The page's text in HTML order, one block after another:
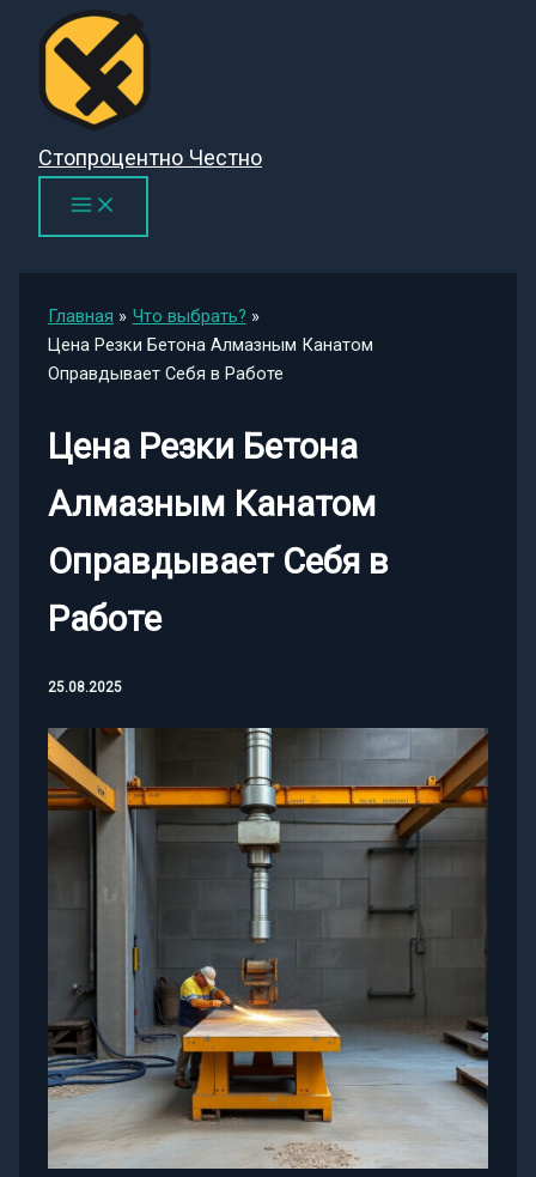
Перейти
содержимому
Стопроцентно Честно
Главная
Что выбрать?
Цена Резки Бетона Алмазным Канатом
Оправдывает Себя в Работе
Цена Резки Бетона
Алмазным Канатом
Оправдывает Себя в
Работе
25.08.2025